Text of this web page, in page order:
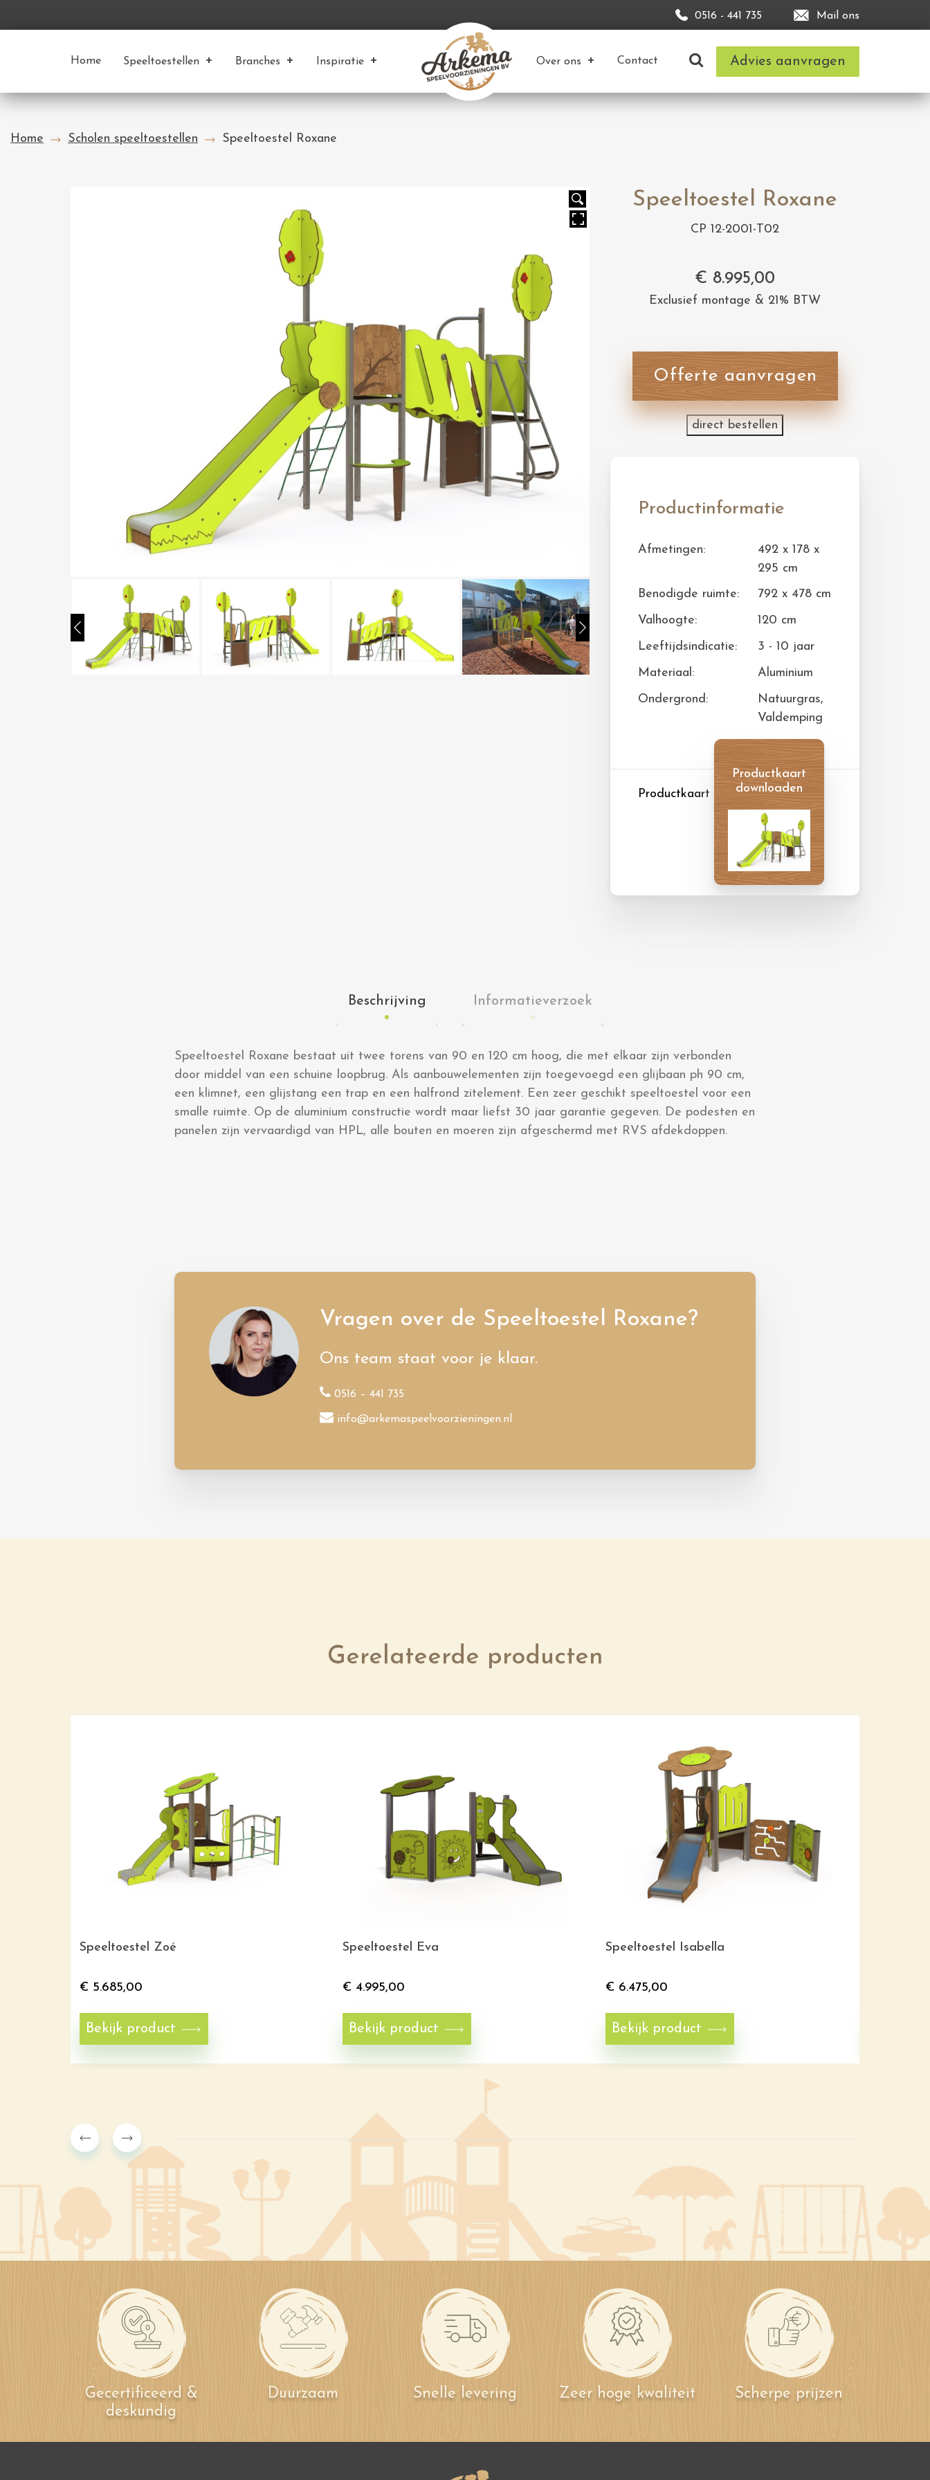
0516 - 441 735 Mail ons
Home Speeltoestellen Branches Inspiratie Over ons Contact Advies aanvragen
Home Scholen speeltoestellen Speeltoestel Roxane
Speeltoestel Roxane
CP 12-2001-T02
€ 8.995,00
Exclusief montage & 21% BTW
Offerte aanvragen
direct bestellen
Productinformatie
Afmetingen:
492 x 178 x
295 cm
Benodigde ruimte:
792 x 478 cm
Valhoogte:
120 cm
Leeftijdsindicatie:
3 - 10 jaar
Materiaal:
Aluminium
Ondergrond:
Natuurgras,
Valdemping
Productkaart
Productkaart
downloaden
Beschrijving Informatieverzoek
Speeltoestel Roxane bestaat uit twee torens van 90 en 120 cm hoog, die met elkaar zijn verbonden
door middel van een schuine loopbrug. Als aanbouwelementen zijn toegevoegd een glijbaan ph 90 cm,
een klimnet, een glijstang een trap en een halfrond zitelement. Een zeer geschikt speeltoestel voor een
smalle ruimte. Op de aluminium constructie wordt maar liefst 30 jaar garantie gegeven. De podesten en
panelen zijn vervaardigd van HPL, alle bouten en moeren zijn afgeschermd met RVS afdekdoppen.
Vragen over de Speeltoestel Roxane?
Ons team staat voor je klaar.
0516 – 441 735
info@arkemaspeelvoorzieningen.nl
Gerelateerde producten
Speeltoestel Zoé
€ 5.685,00
Bekijk product
Speeltoestel Eva
€ 4.995,00
Bekijk product
Speeltoestel Isabella
€ 6.475,00
Bekijk product
Gecertificeerd &
deskundig
Duurzaam Snelle levering Zeer hoge kwaliteit Scherpe prijzen